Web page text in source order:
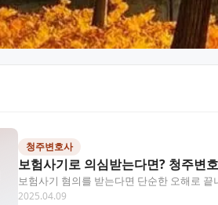
청주변호사
보험사기로 의심받는다면? 청주변
보험사기 혐의를 받는다면 단순한 오해로
주변호사와의 법률상담을…
2025.04.09